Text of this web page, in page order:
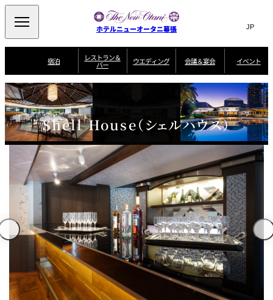
ホテルニューオータニ幕張 Search
サ
ト
内
検
索
窓
を
開
閉
言
切
替
え
メ
ニ
ュ
ー
を
開
閉
JP(日本語)
EN
Select Language▼
宿泊
客
室
一
覧 一
ニューオータニク
ラブ会員限定
スイートご宿泊特
典
誕生日や記念日の
お祝いに
～アニバーサリー 朝食
～BREAKFAST～
ルームサービス
～ROOM SERVICE
～
く
あ
る
ご
質
問
レストラン＆
バー
ビュッフェ
SATSUKI
オールデイダイニング
SATSUKI
季処（日本料理）
千羽鶴 山茶花 一心
中国料理
大観苑
鉄板焼
ウエディング
ウ
エ
デ
ィ
ン
グ
コンセプト
ウエディングスタ
イル
料理・ケーキ
ウエディングスト
ーリー 独立型邸宅 資料請求
よくあるご質問
ホテルへのアクセ
ス
会議＆宴会
会
議
＆
宴
会
宴
会
場
一
覧
プ
ラ
ン
一
覧
記念日・お祝いで
のご利用に
【宴会用】 テイク
アウトメニュー
特
典
イベント
Shell House（シェルハウス）